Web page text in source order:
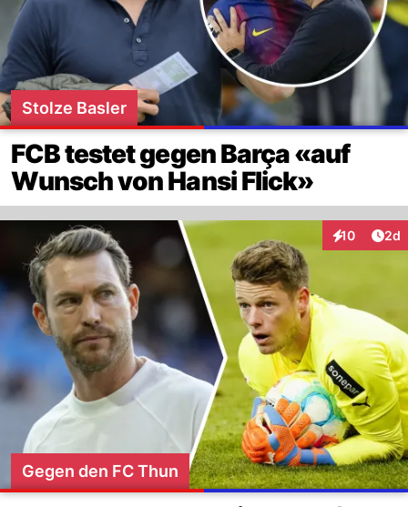
Stolze Basler
FCB testet gegen Barça «auf
Wunsch von Hansi Flick»
10
Interaktionen
2d
Gegen den FC Thun